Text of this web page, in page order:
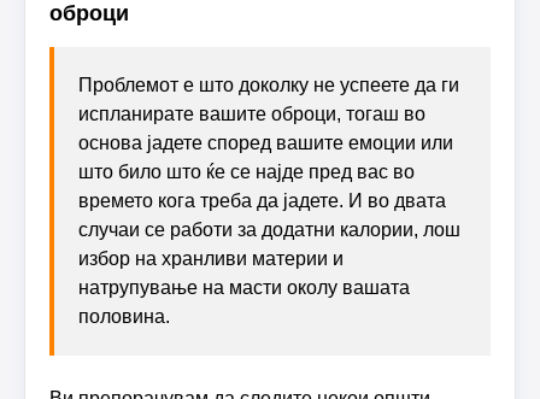
оброци
Проблемот е што доколку не успеете да ги
испланирате вашите оброци, тогаш во
основа јадете според вашите емоции или
што било што ќе се најде пред вас во
времето кога треба да јадете. И во двата
случаи се работи за додатни калории, лош
избор на хранливи материи и
натрупување на масти околу вашата
половина.